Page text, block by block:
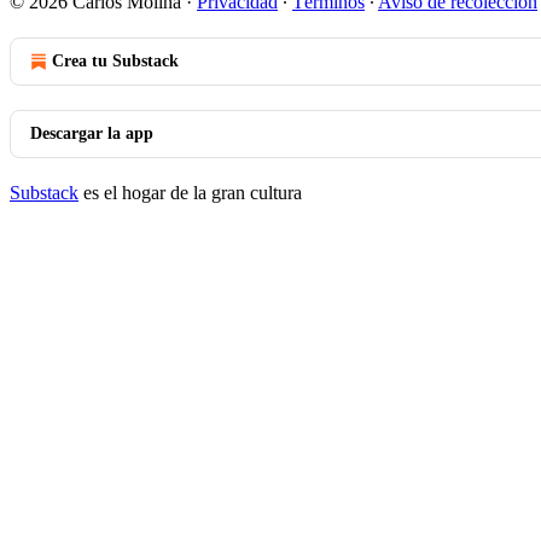
Crea tu Substack
Descargar la app
Substack es el hogar de la gran cultura